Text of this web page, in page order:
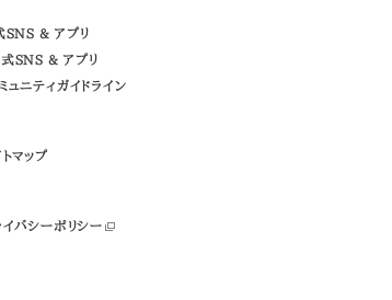
SNS & アプリ
SNS & アプリ
ュニティガイドライン
マップ
イバシーポリシー